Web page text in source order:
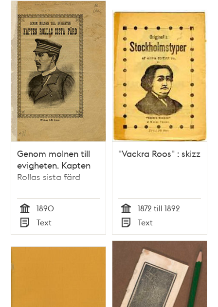
Genom molnen till
evigheten. Kapten
Rollas sista färd
Tid
1890
Typ
Text
"Vackra Roos" : skizz
Tid
1872 till 1892
Typ
Text